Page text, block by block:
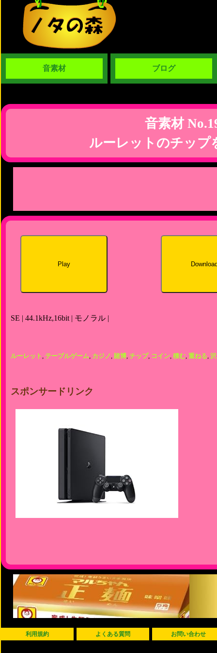
音素材 ブログ
音素材
ルーレットのチップ
Play
SE | 44.1kHz,16bit | モノラル |
ルーレット, テーブルゲーム, カジノ, 賭博, チップ, コイン, 積む, 重ねる,
スポンサードリンク
利用規約 よくある質問 お問い合わせ